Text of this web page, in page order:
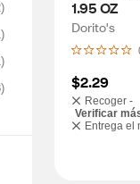
)
)
)
)
1.95 OZ
Dorito's
$2.29
Recoger -
Verificar
Entrega el